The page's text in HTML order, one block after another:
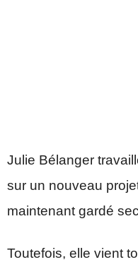
Julie Bélanger
sur un nouveau
maintenant gardé
Toutefois, elle vient